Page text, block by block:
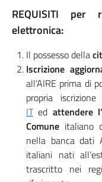
REQUISITI per
elettronica:
Il possesso della
Iscrizione
all’AIRE prima di
propria
ITed attendere
Comune italiano
nella banca dati
italiani nati
trascritto nei